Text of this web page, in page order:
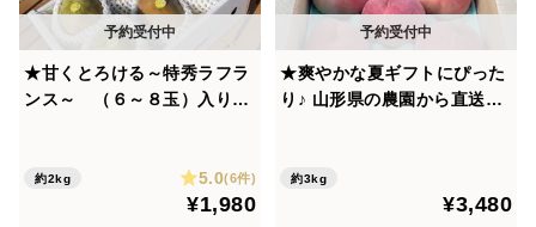
★甘くとろける～特秀ラフラ
ンス～ （６～８玉）入り
約2kg 5.0(6件)
¥1,980
★爽やかな夏ギフトにぴった
り♪ 山形県の農園から直送ま
約3kg
¥3,480